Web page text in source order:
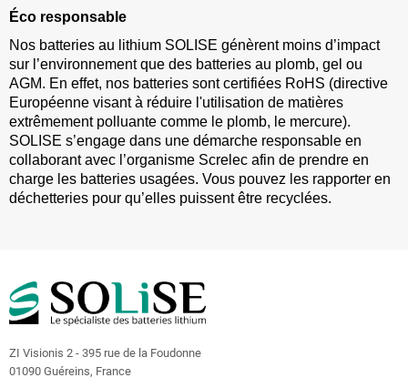
Éco responsable
Nos batteries au lithium SOLISE génèrent moins d’impact
sur l’environnement que des batteries au plomb, gel ou
AGM. En effet, nos batteries sont certifiées RoHS (directive
Européenne visant à réduire l'utilisation de matières
extrêmement polluante comme le plomb, le mercure).
SOLISE s’engage dans une démarche responsable en
collaborant avec l’organisme Screlec afin de prendre en
charge les batteries usagées. Vous pouvez les rapporter en
déchetteries pour qu’elles puissent être recyclées.
ZI Visionis 2 - 395 rue de la Foudonne
01090 Guéreins, France